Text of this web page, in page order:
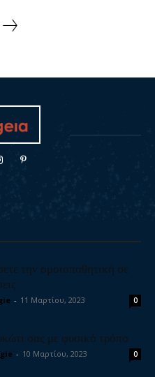
την ομοιοπαθητική σε
- 11 Μαρτίου, 2023 0
σας με φυσικό τρόπο
- 10 Μαρτίου, 2023 0